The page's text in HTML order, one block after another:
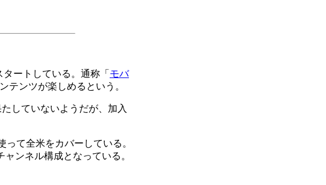
ートしている。通称「 モバ
テンツが楽しめるという。
していないようだが、加入
て全米をカバーしている。
ンネル構成となっている。